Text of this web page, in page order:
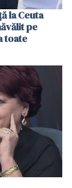
la Ceuta
pe
toate